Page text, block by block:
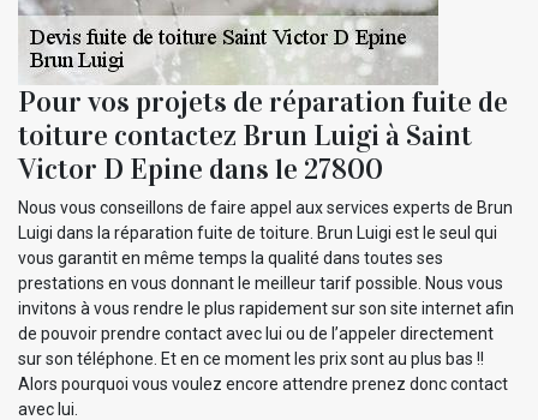
Pour vos projets de réparation fuite de
toiture contactez Brun Luigi à Saint
Victor D Epine dans le 27800
Nous vous conseillons de faire appel aux services experts de Brun
Luigi dans la réparation fuite de toiture. Brun Luigi est le seul qui
vous garantit en même temps la qualité dans toutes ses
prestations en vous donnant le meilleur tarif possible. Nous vous
invitons à vous rendre le plus rapidement sur son site internet afin
de pouvoir prendre contact avec lui ou de l’appeler directement
sur son téléphone. Et en ce moment les prix sont au plus bas !!
Alors pourquoi vous voulez encore attendre prenez donc contact
avec lui.